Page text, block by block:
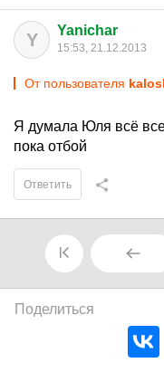
Y Yanichar
15:53, 21.12.2013
От пользователя
Я думала Юля всё
пока отбой
Ответить
Поделиться